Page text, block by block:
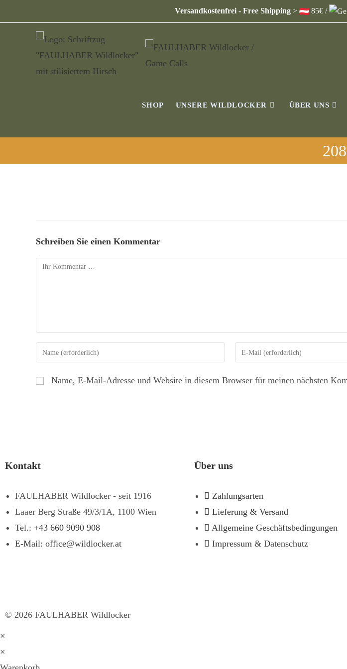
Versandkostenfrei - Free Shipping > 85€ /
SHOP UNSERE WILDLOCKER ÜBER UNS
208
Schreiben Sie einen Kommentar
Name, E-Mail-Adresse und Website in diesem Browser für meinen nächsten
Kontakt
FAULHABER Wildlocker - seit 1916
Laaer Berg Straße 49/3/1A, 1100 Wien
Tel.: +43 660 9090 908
E-Mail: office@wildlocker.at
Über uns
Zahlungsarten
Lieferung & Versand
Allgemeine Geschäftsbedingungen
Impressum & Datenschutz
© 2026 FAULHABER Wildlocker
×
×